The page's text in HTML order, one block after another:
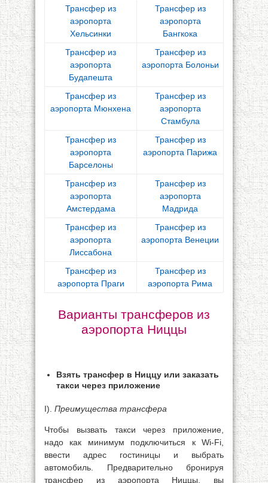
Трансфер из
аэропорта
Хельсинки
Трансфер из
аэропорта
Бангкока
Трансфер из
аэропорта
Будапешта
Трансфер из
аэропорта Болоньи
Трансфер из
аэропорта Мюнхена
Трансфер из
аэропорта
Стамбула
Трансфер из
аэропорта
Барселоны
Трансфер из
аэропорта Парижа
Трансфер из
аэропорта
Амстердама
Трансфер из
аэропорта
Мадрида
Трансфер из
аэропорта
Лиссабона
Трансфер из
аэропорта Венеции
Трансфер из
аэропорта Праги
Трансфер из
аэропорта Рима
Варианты трансферов из
аэропорта Ниццы
Взять трансфер в Ниццу или заказать
такси через приложение
I). Преимущества трансфера
Чтобы вызвать такси через приложение,
надо как минимум подключиться к Wi-Fi,
ввести адрес гостиницы и выбрать
автомобиль. Предварительно бронируя
трансфер из аэропорта Ниццы, вы